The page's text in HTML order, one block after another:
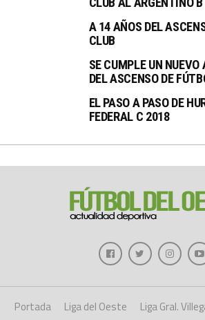
A 14 AÑOS DEL
CLUB
SE CUMPLE UN
DEL ASCENSO DE
EL PASO A PASO DE
FEDERAL C 2018
Portada Liga del Oeste Liga Gral.